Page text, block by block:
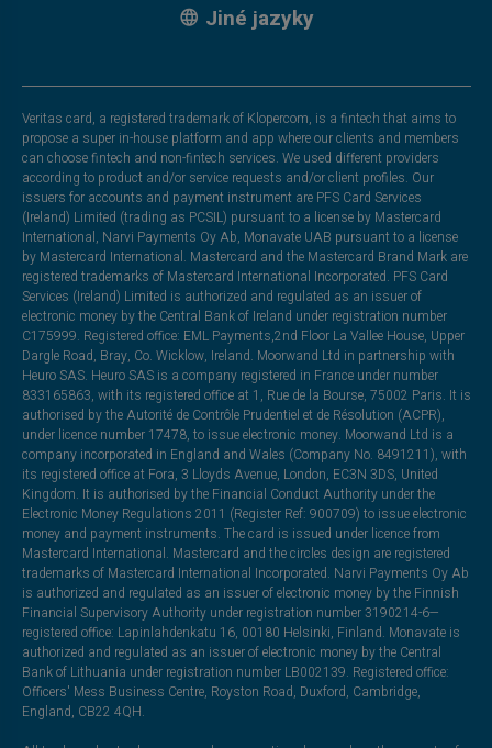
Jiné jazyky
Veritas card, a registered trademark of Klopercom, is a fintech that aims to
propose a super in-house platform and app where our clients and members
can choose fintech and non-fintech services. We used different providers
according to product and/or service requests and/or client profiles. Our
issuers for accounts and payment instrument are PFS Card Services
(Ireland) Limited (trading as PCSIL) pursuant to a license by Mastercard
International, Narvi Payments Oy Ab, Monavate UAB pursuant to a license
by Mastercard International. Mastercard and the Mastercard Brand Mark are
registered trademarks of Mastercard International Incorporated. PFS Card
Services (Ireland) Limited is authorized and regulated as an issuer of
electronic money by the Central Bank of Ireland under registration number
C175999. Registered office: EML Payments,2nd Floor La Vallee House, Upper
Dargle Road, Bray, Co. Wicklow, Ireland. Moorwand Ltd in partnership with
Heuro SAS. Heuro SAS is a company registered in France under number
833165863, with its registered office at 1, Rue de la Bourse, 75002 Paris. It is
authorised by the Autorité de Contrôle Prudentiel et de Résolution (ACPR),
under licence number 17478, to issue electronic money. Moorwand Ltd is a
company incorporated in England and Wales (Company No. 8491211), with
its registered office at Fora, 3 Lloyds Avenue, London, EC3N 3DS, United
Kingdom. It is authorised by the Financial Conduct Authority under the
Electronic Money Regulations 2011 (Register Ref: 900709) to issue electronic
money and payment instruments. The card is issued under licence from
Mastercard International. Mastercard and the circles design are registered
trademarks of Mastercard International Incorporated. Narvi Payments Oy Ab
is authorized and regulated as an issuer of electronic money by the Finnish
Financial Supervisory Authority under registration number 3190214-6—
registered office: Lapinlahdenkatu 16, 00180 Helsinki, Finland. Monavate is
authorized and regulated as an issuer of electronic money by the Central
Bank of Lithuania under registration number LB002139. Registered office:
Officers' Mess Business Centre, Royston Road, Duxford, Cambridge,
England, CB22 4QH.